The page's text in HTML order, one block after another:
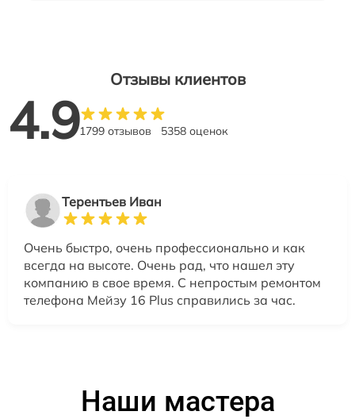
Отзывы клиентов
4.91799 отзывов 5358 оценок
Терентьев Иван
Очень быстро, очень профессионально и как
всегда на высоте. Очень рад, что нашел эту
компанию в свое время. С непростым ремонтом
телефона Мейзу 16 Plus справились за час.
Наши мастера